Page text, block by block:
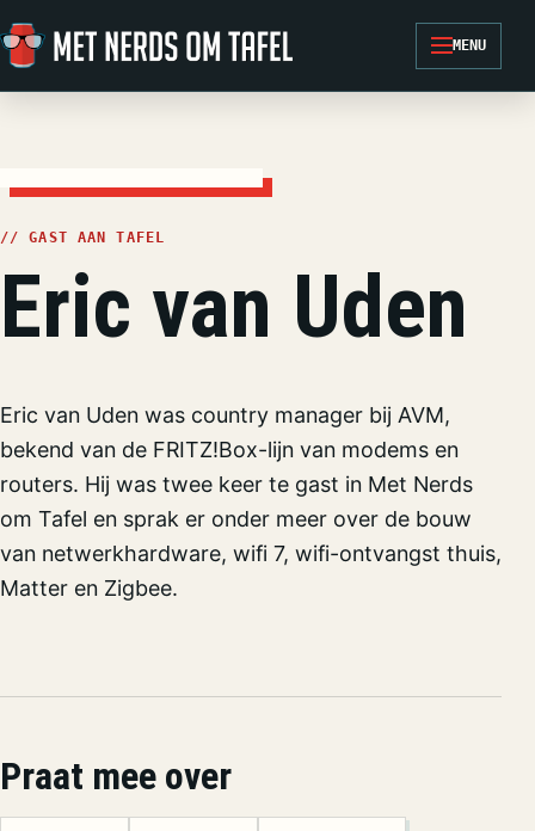
Ga naar de inhoud
MENU
// GAST AAN TAFEL
Eric van Uden
Eric van Uden was country manager bij AVM,
bekend van de FRITZ!Box-lijn van modems en
routers. Hij was twee keer te gast in Met Nerds
om Tafel en sprak er onder meer over de bouw
van netwerkhardware, wifi 7, wifi-ontvangst thuis,
Matter en Zigbee.
Praat mee over